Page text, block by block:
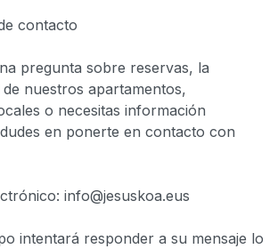
contacto
pregunta sobre reservas, la
de nuestros apartamentos,
o necesitas información
en ponerte en contacto con
info@jesuskoa.eus
intentará responder a su mensaje lo